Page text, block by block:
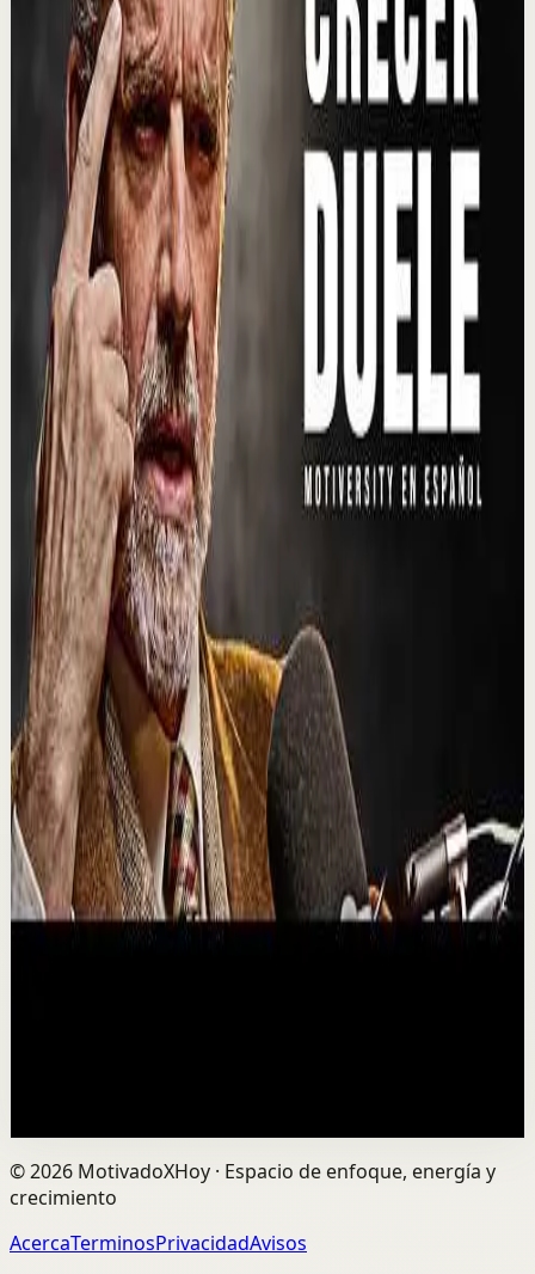
Reset rápidoAlta
La frase metafísica más poderosa que existe
Lain Garcia Calvo• 2 ago
visualizaciones
→
YouTube
Video estándar
Sesión profundaMedia
Cómo recuperar la calma cuando tu mente no
para | Mario Alonso Puig
Mario Alonso Puig - Oficial
30 jul
➡️Vídeo completo: https://www.youtube.com/watch?
v=yxAPT7q_5nw&t=2503s El ruido mental que a veces
nos acompaña puede bajar su volumen. Nos p...
33.4Kvisualizaciones
Ver →
▶
15:06
YouTube Charla
Sesión profundaMedia
PARA CRECER, DEBES SUFRIR Jordan Peterson
Motiversity en Español
©2026 MotivadoXHoy · Espacio de enfoque, energía y
crecimiento
AcercaTerminosPrivacidadAvisos